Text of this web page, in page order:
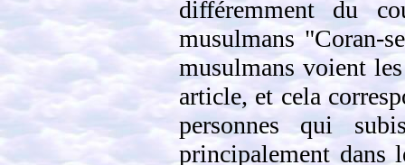
différemment du
musulmans "Coran-
musulmans voient
article, et cela
personnes qui
principalement dans